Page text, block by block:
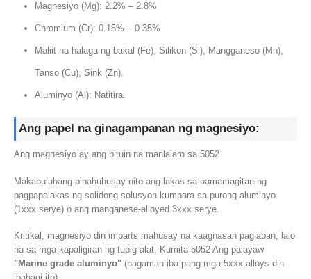
Magnesiyo (Mg): 2.2% – 2.8%
Chromium (Cr): 0.15% – 0.35%
Maliit na halaga ng bakal (Fe), Silikon (Si), Mangganeso (Mn),
Tanso (Cu), Sink (Zn).
Aluminyo (Al): Natitira.
Ang papel na ginagampanan ng magnesiyo:
Ang magnesiyo ay ang bituin na manlalaro sa 5052.
Makabuluhang pinahuhusay nito ang lakas sa pamamagitan ng
pagpapalakas ng solidong solusyon kumpara sa purong aluminyo
(1xxx serye) o ang manganese-alloyed 3xxx serye.
Kritikal, magnesiyo din imparts mahusay na kaagnasan paglaban, lalo
na sa mga kapaligiran ng tubig-alat, Kumita 5052 Ang palayaw
"Marine grade aluminyo" (bagaman iba pang mga 5xxx alloys din